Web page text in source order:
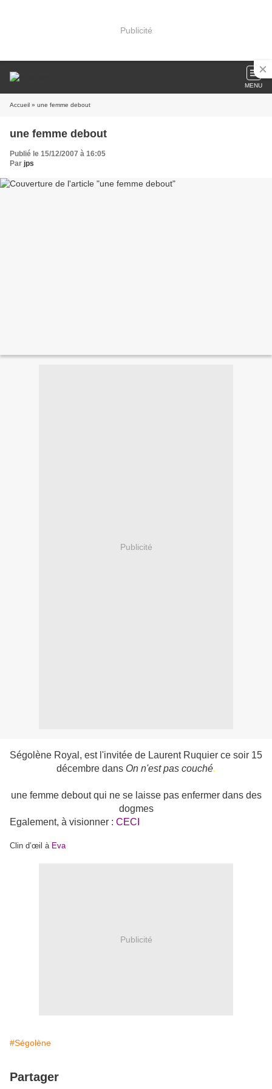
Publicité
MENU
Accueil » une femme debout
une femme debout
Publié le 15/12/2007 à 16:05
Par jps
Publicité
Ségolène Royal, est l'invitée de Laurent Ruquier ce soir 15
décembre dans On n'est pas couché.
une femme debout qui ne se laisse pas enfermer dans des
dogmes
Egalement, à visionner : CECI
Clin d’œil à Eva
Publicité
#Ségolène
Partager